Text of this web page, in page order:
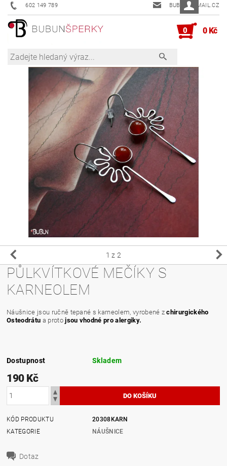
602 149 789 BUBUN@EMAIL.CZ
0 0 Kč
1 z 2
PŮLKVÍTKOVÉ MEČÍKY S
KARNEOLEM
Náušnice jsou ručně tepané s karneolem, vyrobené z chirurgického
Osteodrátu a protojsou vhodné pro alergiky.
Dostupnost Skladem
190 Kč
KÓD PRODUKTU
20308KARN
KATEGORIE
NÁUŠNICE
Dotaz